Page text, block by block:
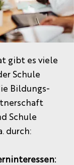
gibt es viele
Schule
Bildungs-
Schule
durch: